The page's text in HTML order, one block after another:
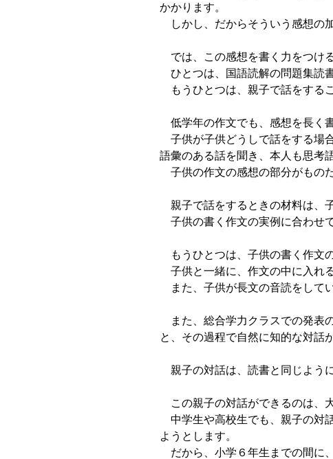
かかります。
しかし、だからそういう感想の
では、この感想を書く力をつけ
ひとつは、国語読解の問題集読
もうひとつは、親子で話をするこ
低学年の作文でも、感想を長く
子供が子供どうしで話をする場
語彙のある話を聞き、本人も思考
子供の作文の感想の部分がもの
親子で話をするときの材料は、
子供の書く作文の実例に合わせ
もうひとつは、子供の書く作文
子供と一緒に、作文の中に入れ
また、子供が長文の音読をして
また、総合学力クラスでの発表
と、その過程で自然に知的な対話
親子の対話は、読書と同じよう
この親子の対話ができるのは、
中学生や高校生でも、親子の対
ようとします。
だから、小学６年生までの間に